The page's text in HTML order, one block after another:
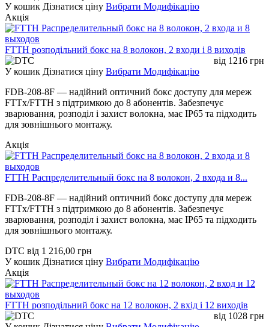
У кошик Дізнатися ціну Вибрати Модифікацію
Акція
FTTH розподільний бокс на 8 волокон, 2 входи і 8 виходів
від 1216 грн
У кошик Дізнатися ціну Вибрати Модифікацію
FDB-208-8F — надійний оптичний бокс доступу для мереж
FTTx/FTTH з підтримкою до 8 абонентів. Забезпечує
зварювання, розподіл і захист волокна, має IP65 та підходить
для зовнішнього монтажу.
Акція
FTTH Распределительный бокс на 8 волокон, 2 входа и 8...
FDB-208-8F — надійний оптичний бокс доступу для мереж
FTTx/FTTH з підтримкою до 8 абонентів. Забезпечує
зварювання, розподіл і захист волокна, має IP65 та підходить
для зовнішнього монтажу.
DTC від 1 216,00 грн
У кошик Дізнатися ціну Вибрати Модифікацію
Акція
FTTH розподільний бокс на 12 волокон, 2 вхід і 12 виходів
від 1028 грн